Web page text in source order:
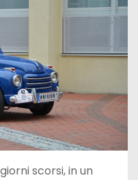
scorsi, in un